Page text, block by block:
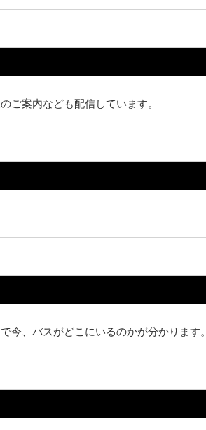
ご案内なども配信しています。
今、バスがどこにいるのかが分かります。